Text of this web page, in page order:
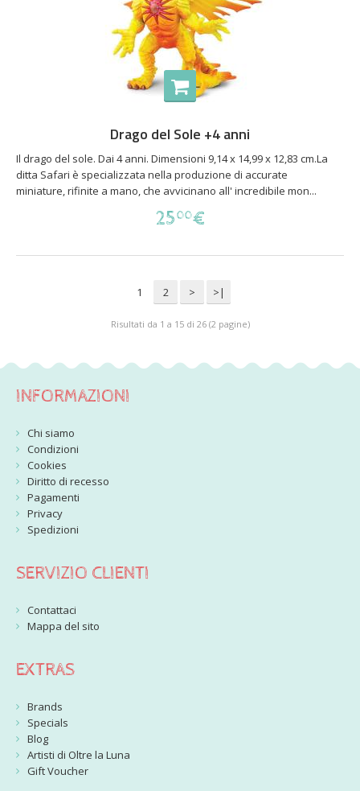
Drago del Sole +4 anni
Il drago del sole. Dai 4 anni. Dimensioni 9,14 x 14,99 x 12,83 cm.La
ditta Safari è specializzata nella produzione di accurate
miniature, rifinite a mano, che avvicinano all' incredibile mon...
2500€
1 2 > >|
Risultati da 1 a 15 di 26 (2 pagine)
INFORMAZIONI
Chi siamo
Condizioni
Cookies
Diritto di recesso
Pagamenti
Privacy
Spedizioni
SERVIZIO CLIENTI
Contattaci
Mappa del sito
EXTRAS
Brands
Specials
Blog
Artisti di Oltre la Luna
Gift Voucher